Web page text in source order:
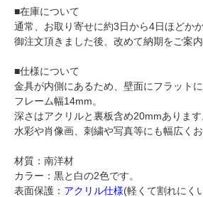
■在庫について
通常、お取り寄せに約3日から4日ほどか
御注文頂きました後、改めて納期をご案内
■仕様について
金具が内側にあるため、壁面にフラットに
フレーム幅14mm。
深さはアクリルと裏板含め20mmあります
水彩や肖像画、刺繍や写真等にも幅広くお
材質：南洋材
カラー：黒と白の2色です。
表面保護： アクリル仕様(軽くて割れにく